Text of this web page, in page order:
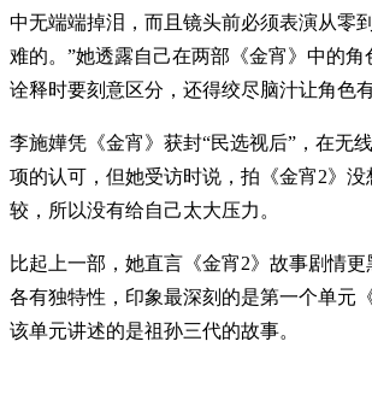
中无端端掉泪，而且镜头前必须表演从零
难的。”她透露自己在两部《金宵》中的
诠释时要刻意区分，还得绞尽脑汁让角色有
李施嬅凭《金宵》获封“民选视后”，在无
项的认可，但她受访时说，拍《金宵2》
较，所以没有给自己太大压力。
比起上一部，她直言《金宵2》故事剧情更
各有独特性，印象最深刻的是第一个单元
该单元讲述的是祖孙三代的故事。